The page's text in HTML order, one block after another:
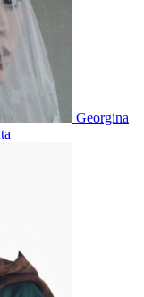
Georgina